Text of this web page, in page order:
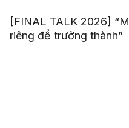
[FINAL TALK 2026]
riêng để trưởng thành”